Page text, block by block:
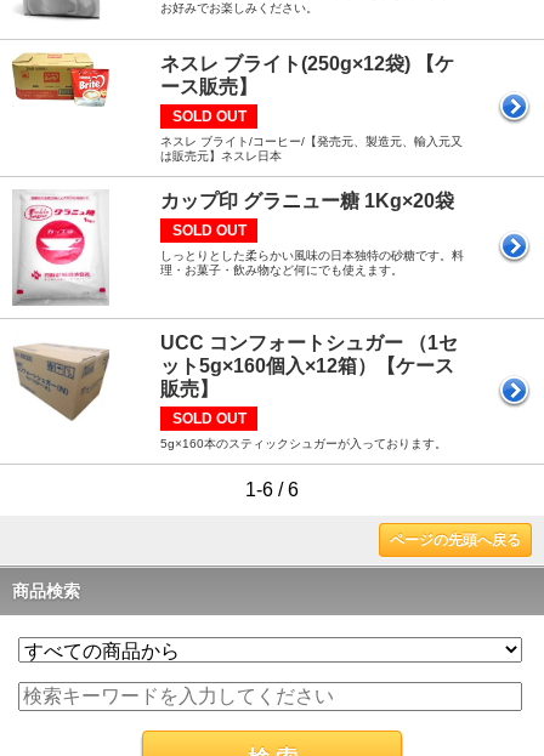
お好みでお楽しみください。
ネスレ ブライト(250g×12袋) 【ケ
ース販売】
SOLD OUT
ネスレ ブライト/コーヒー/【発売元、製造元、輸入元又
は販売元】ネスレ日本
カップ印 グラニュー糖 1Kg×20袋
SOLD OUT
しっとりとした柔らかい風味の日本独特の砂糖です。料
理・お菓子・飲み物など何にでも使えます。
UCC コンフォートシュガー （1セ
ット5g×160個入×12箱）【ケース
販売】
SOLD OUT
5g×160本のスティックシュガーが入っております。
1-6 / 6
ページの先頭へ戻る
商品検索